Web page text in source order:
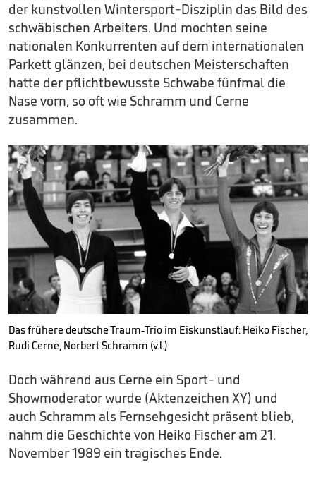
der kunstvollen Wintersport-Disziplin das Bild des
schwäbischen Arbeiters. Und mochten seine
nationalen Konkurrenten auf dem internationalen
Parkett glänzen, bei deutschen Meisterschaften
hatte der pflichtbewusste Schwabe fünfmal die
Nase vorn, so oft wie Schramm und Cerne
zusammen.
Das frühere deutsche Traum-Trio im Eiskunstlauf: Heiko Fischer,
Rudi Cerne, Norbert Schramm (v.l.)
Doch während aus Cerne ein Sport- und
Showmoderator wurde (Aktenzeichen XY) und
auch Schramm als Fernsehgesicht präsent blieb,
nahm die Geschichte von Heiko Fischer am 21.
November 1989 ein tragisches Ende.